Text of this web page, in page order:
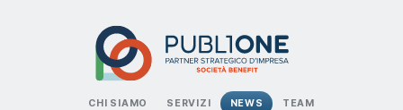
CHI SIAMO SERVIZI NEWS TEAM